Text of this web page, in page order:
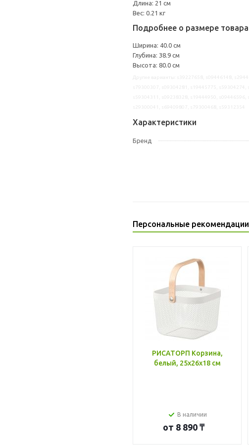
Длина: 21 см
Вес: 0.21 кг
Подробнее о размере товара
Ширина: 40.0 см
Глубина: 38.9 см
Высота: 80.0 см
Характеристики
Бренд
Персональные рекомендации
РИСАТОРП Корзина,
белый, 25x26x18 см
В наличии
от 8 890 ₸